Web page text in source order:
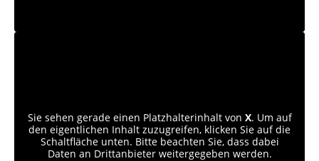
Sie sehen gerade einen Platzhalterinhalt von X. Um auf
den eigentlichen Inhalt zuzugreifen, klicken Sie auf die
Schaltfläche unten. Bitte beachten Sie, dass dabei
Daten an Drittanbieter weitergegeben werden.